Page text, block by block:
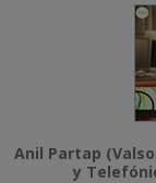
Anil Partap
y